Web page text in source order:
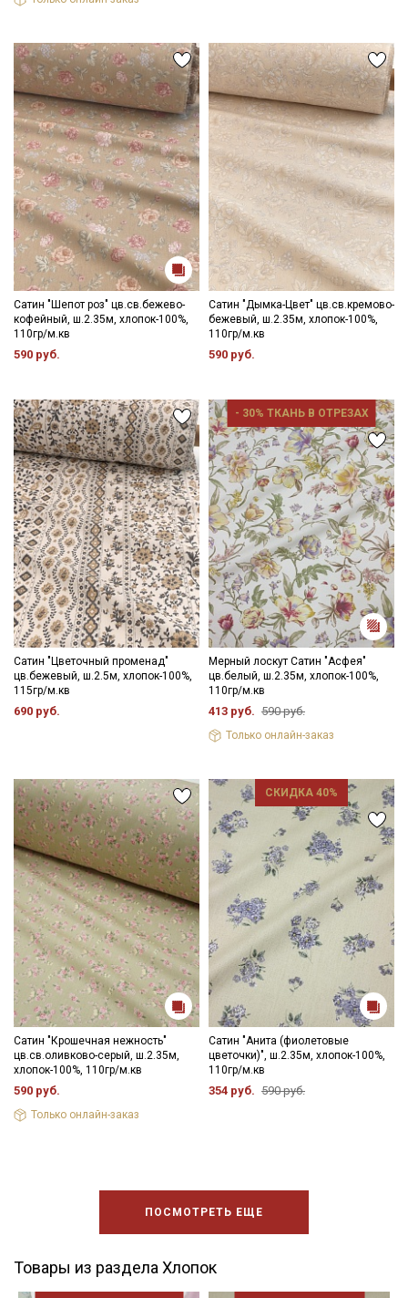
Сатин "Шепот роз" цв.св.бежево-
кофейный, ш.2.35м, хлопок-100%,
110гр/м.кв
590 руб.
Сатин "Дымка-Цвет" цв.св.кремово-
бежевый, ш.2.35м, хлопок-100%,
110гр/м.кв
590 руб.
Сатин "Цветочный променад"
цв.бежевый, ш.2.5м, хлопок-100%,
115гр/м.кв
690 руб.
- 30% ТКАНЬ В ОТРЕЗАХ
Мерный лоскут Сатин "Асфея"
цв.белый, ш.2.35м, хлопок-100%,
110гр/м.кв
413 руб. 590 руб.
Только онлайн-заказ
Сатин "Крошечная нежность"
цв.св.оливково-серый, ш.2.35м,
хлопок-100%, 110гр/м.кв
590 руб.
Только онлайн-заказ
СКИДКА 40%
Сатин "Анита (фиолетовые
цветочки)", ш.2.35м, хлопок-100%,
110гр/м.кв
354 руб. 590 руб.
ПОСМОТРЕТЬ ЕЩЕ
Товары из раздела Хлопок
данных
ДаюСогласие на получение рекламных и
информационных рассылок